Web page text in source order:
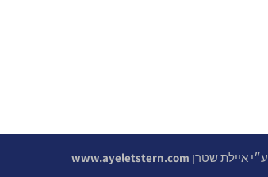
איילת שטרן www.ayeletstern.com